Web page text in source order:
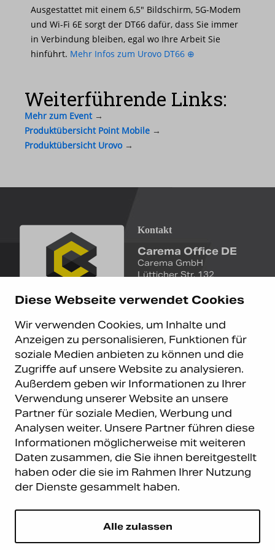
Diese Webseite verwendet Cookies
Wir verwenden Cookies, um Inhalte und
Anzeigen zu personalisieren, Funktionen für
soziale Medien anbieten zu können und die
Zugriffe auf unsere Website zu analysieren.
Außerdem geben wir Informationen zu Ihrer
Verwendung unserer Website an unsere
Partner für soziale Medien, Werbung und
Analysen weiter. Unsere Partner führen diese
Informationen möglicherweise mit weiteren
Daten zusammen, die Sie ihnen bereitgestellt
haben oder die sie im Rahmen Ihrer Nutzung
der Dienste gesammelt haben.
Alle zulassen
Ausgestattet mit einem 6,5″ Bildschirm, 5G-Modem
und Wi-Fi 6E sorgt der DT66 dafür, dass Sie immer
in Verbindung bleiben, egal wo Ihre Arbeit Sie
hinführt. Mehr Infos zum Urovo DT66 ⊕
Weiterführende Links:
Mehr zum Event→
Produktübersicht Point Mobile →
Produktübersicht Urovo→
Kontakt
Carema Office DE
Carema GmbH
Lütticher Str. 132
+49 (0)211 9367 8390
info@carema.de
© Copyright 2026 Carema
GmbH. Alle Rechte vorbehalten.
Datenschutz|Impressum
Carema Warehouse
Carema Hardware BV
Bohemenstraat 9
8028 SB Zwolle
Niederlande
Kundendienst
Serviceabteilung
Newsletter abonnieren